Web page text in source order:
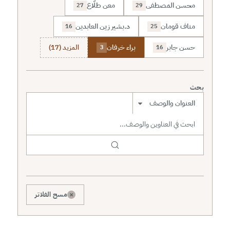
محسن المصطفى 29 معن طلَّاع 27
مناف قومان 25 د.بشير زين العابدين 16
حسن جابر 16 براء خرفان 3 المزيد (17)
بحث
نطاق البحث
× مسح الفلاتر